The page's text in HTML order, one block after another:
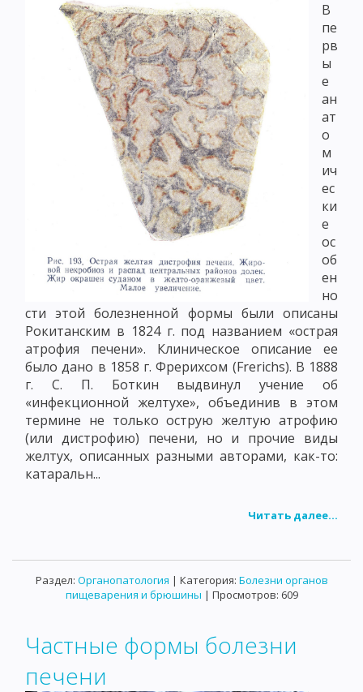
В
пе
рв
ы
е
ан
ат
о
м
ич
ес
ки
е
ос
об
ен
но
сти этой болезненной формы были описаны
Рокитанским в 1824 г. под названием «острая
атрофия печени». Клиническое описание ее
было дано в 1858 г. Фрерихсом (Frerichs). В 1888
г. С. П. Боткин выдвинул учение об
«инфекционной желтухе», объединив в этом
термине не только острую желтую атрофию
(или дистрофию) печени, но и прочие виды
желтух, описанных разными авторами, как-то:
катаральн...
Читать далее...
Раздел: Органопатология | Категория: Болезни органов
пищеварения и брюшины | Просмотров: 609
Частные формы болезни
печени